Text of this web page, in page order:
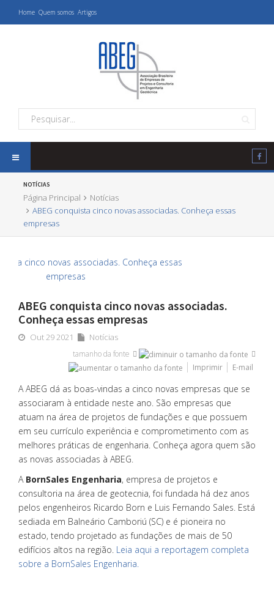
Home Quem somos Artigos
NOTÍCIAS
Página Principal
Notícias
ABEG conquista cinco novas associadas. Conheça essas
empresas
ABEG conquista cinco novas associadas.
Conheça essas empresas
Out 29 2021 Notícias
tamanho da fonte
Imprimir
E-mail
A ABEG dá as boas-vindas a cinco novas empresas que se
associaram à entidade neste ano. São empresas que
atuam na área de projetos de fundações e que possuem
em seu currículo experiência e comprometimento com as
melhores práticas de engenharia. Conheça agora quem são
as novas associadas à ABEG.
A BornSales Engenharia, empresa de projetos e
consultoria na área de geotecnia, foi fundada há dez anos
pelos engenheiros Ricardo Born e Luis Fernando Sales. Está
sediada em Balneário Camboriú (SC) e é pioneira no
estado, tendo projetado as fundações de mais de 50
edifícios altos na região. Leia aqui a reportagem completa
sobre a BornSales Engenharia.